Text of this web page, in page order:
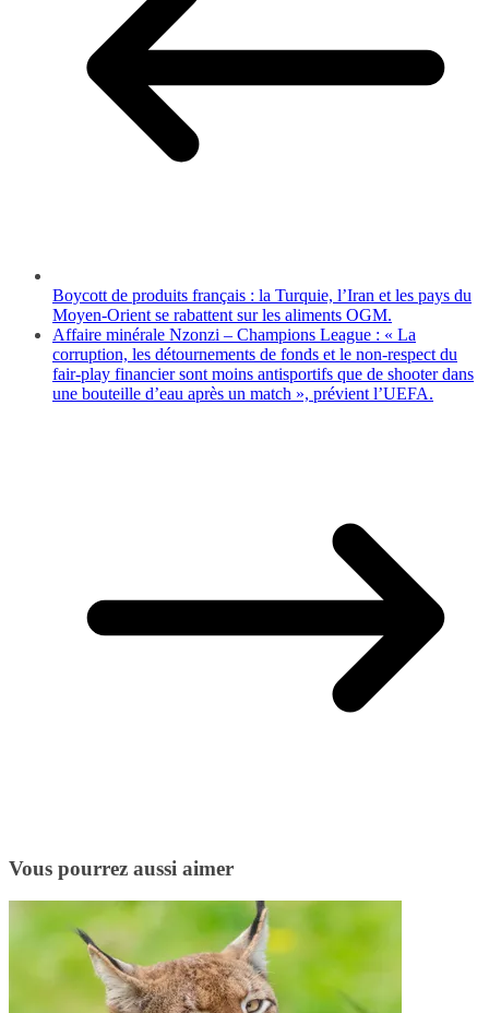
Boycott de produits français : la Turquie, l’Iran et les pays du
Moyen-Orient se rabattent sur les aliments OGM.
Affaire minérale Nzonzi – Champions League : « La
corruption, les détournements de fonds et le non-respect du
fair-play financier sont moins antisportifs que de shooter dans
une bouteille d’eau après un match », prévient l’UEFA.
Vous pourrez aussi aimer